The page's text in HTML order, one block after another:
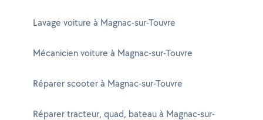
Lavage voiture à Magnac-sur-Touvre
Mécanicien voiture à Magnac-sur-Touvre
Réparer scooter à Magnac-sur-Touvre
Réparer tracteur, quad, bateau à Magnac-sur-